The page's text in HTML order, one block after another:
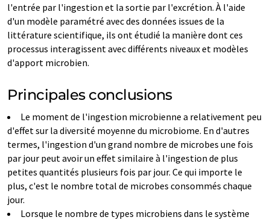
l'entrée par l'ingestion et la sortie par l'excrétion. À l'aide
d'un modèle paramétré avec des données issues de la
littérature scientifique, ils ont étudié la manière dont ces
processus interagissent avec différents niveaux et modèles
d'apport microbien.
Principales conclusions
Le moment de l'ingestion microbienne a relativement peu
d'effet sur la diversité moyenne du microbiome. En d'autres
termes, l'ingestion d'un grand nombre de microbes une fois
par jour peut avoir un effet similaire à l'ingestion de plus
petites quantités plusieurs fois par jour. Ce qui importe le
plus, c'est le nombre total de microbes consommés chaque
jour.
Lorsque le nombre de types microbiens dans le système